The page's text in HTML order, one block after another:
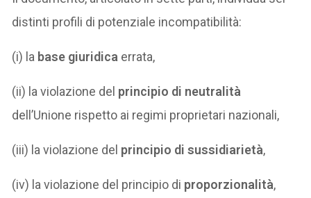
distinti profili di potenziale incompatibilità:
(i) la base giuridica errata,
(ii) la violazione del principio di neutralità
dell’Unione rispetto ai regimi proprietari nazionali,
(iii) la violazione del principio di sussidiarietà,
(iv) la violazione del principio di proporzionalità,